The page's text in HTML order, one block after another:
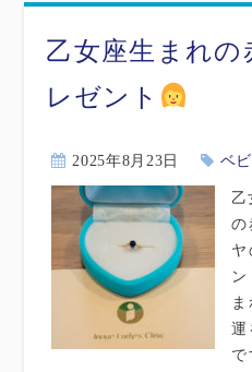
乙女座生まれ
レゼント
2025年8月23日 ベ
乙
の
運
で